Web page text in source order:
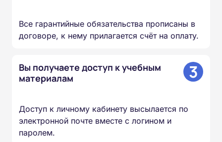
Все гарантийные обязательства прописаны в
договоре, к нему прилагается счёт на оплату.
Вы получаете доступ к учебным
материалам
3
Доступ к личному кабинету высылается по
электронной почте вместе с логином и
паролем.